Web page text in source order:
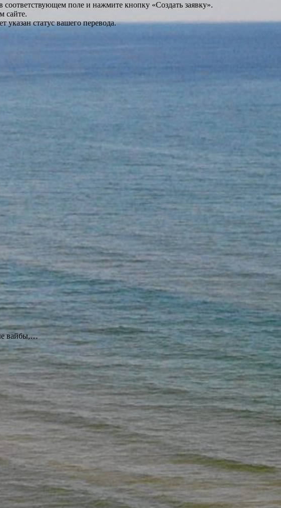
соответствующем поле и нажмите кнопку «Создать заявку».
сайте.
указан статус вашего перевода.
вайбы,…